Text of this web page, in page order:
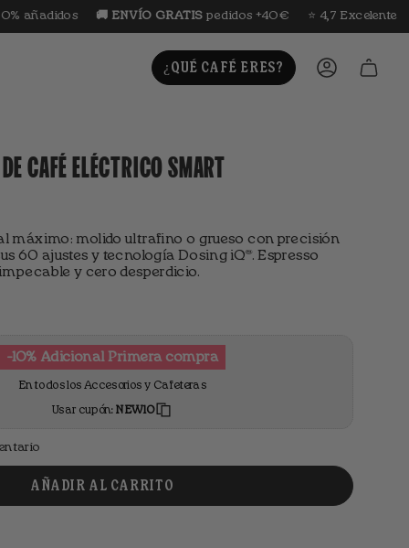
🚚 ENVÍO GRATISpedidos +40€ ⭐️ 4,7 Excelente 🔄 Si no
¿QUÉ CAFÉ ERES? CUENTA
CAFÉ ELÉCTRICO SMART
máximo: molido ultrafino o grueso con precisión
60 ajustes y tecnología Dosing iQ™. Espresso
y cero desperdicio.
-10% Adicional Primera compra
En todos los Accesorios y Cafeteras
Usar cupón: NEW10
AÑADIR AL CARRITO